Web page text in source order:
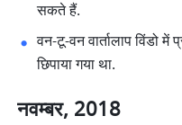
सकते हैं.
वन-टू-वन वार्तालाप विंडो में
छिपाया गया था.
नवम्बर, 2018